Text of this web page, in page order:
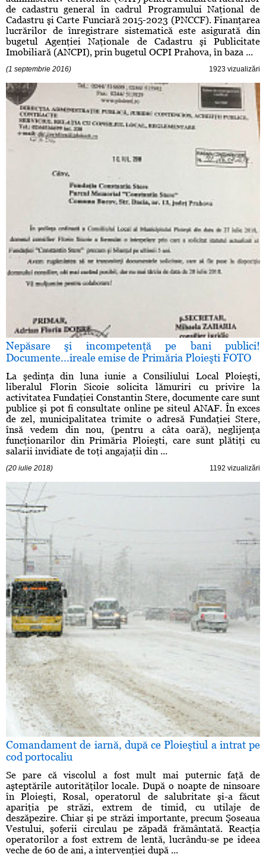
de cadastru general în cadrul Programului Naţional de
Cadastru şi Carte Funciară 2015-2023 (PNCCF). Finanţarea
lucrărilor de înregistrare sistematică este asigurată din
bugetul Agenţiei Naţionale de Cadastru şi Publicitate
Imobiliară (ANCPI), prin bugetul OCPI Prahova, în baza ...
(1 septembrie 2016) 1923 vizualizări
Nepăsare şi incompetenţă pe bani publici!
Documente...ireale emise de Primăria Ploieşti FOTO
La şedinţa din luna iunie a Consiliului Local Ploieşti,
liberalul Florin Sicoie solicita lămuriri cu privire la
activitatea Fundaţiei Constantin Stere, documente care sunt
publice şi pot fi consultate online pe siteul ANAF. În exces
de zel, municipalitatea trimite o adresă Fundaţiei Stere,
însă vedem din nou, (pentru a câta oară), neglijenţa
funcţionarilor din Primăria Ploieşti, care sunt plătiţi cu
salarii invidiate de toţi angajaţii din ...
(20 iulie 2018) 1192 vizualizări
Comandament de iarnă, după ce Ploieştiul a intrat pe
cod portocaliu
Se pare că viscolul a fost mult mai puternic faţă de
aşteptările autorităţilor locale. După o noapte de ninsoare
în Ploieşti, Rosal, operatorul de salubritate şi-a făcut
apariţia pe străzi, extrem de timid, cu utilaje de
deszăpezire. Chiar şi pe străzi importante, precum Şoseaua
Vestului, şoferii circulau pe zăpadă frământată. Reacţia
operatorilor a fost extrem de lentă, lucrându-se pe ideea
veche de 60 de ani, a intervenţiei după ...